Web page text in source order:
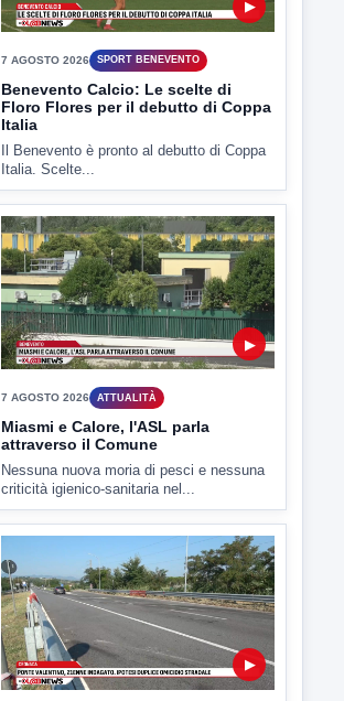
▶
7 AGOSTO 2026 SPORT BENEVENTO
Benevento Calcio: Le scelte di
Floro Flores per il debutto di Coppa
Italia
Il Benevento è pronto al debutto di Coppa
Italia. Scelte...
▶
7 AGOSTO 2026 ATTUALITÀ
Miasmi e Calore, l'ASL parla
attraverso il Comune
Nessuna nuova moria di pesci e nessuna
criticità igienico-sanitaria nel...
▶